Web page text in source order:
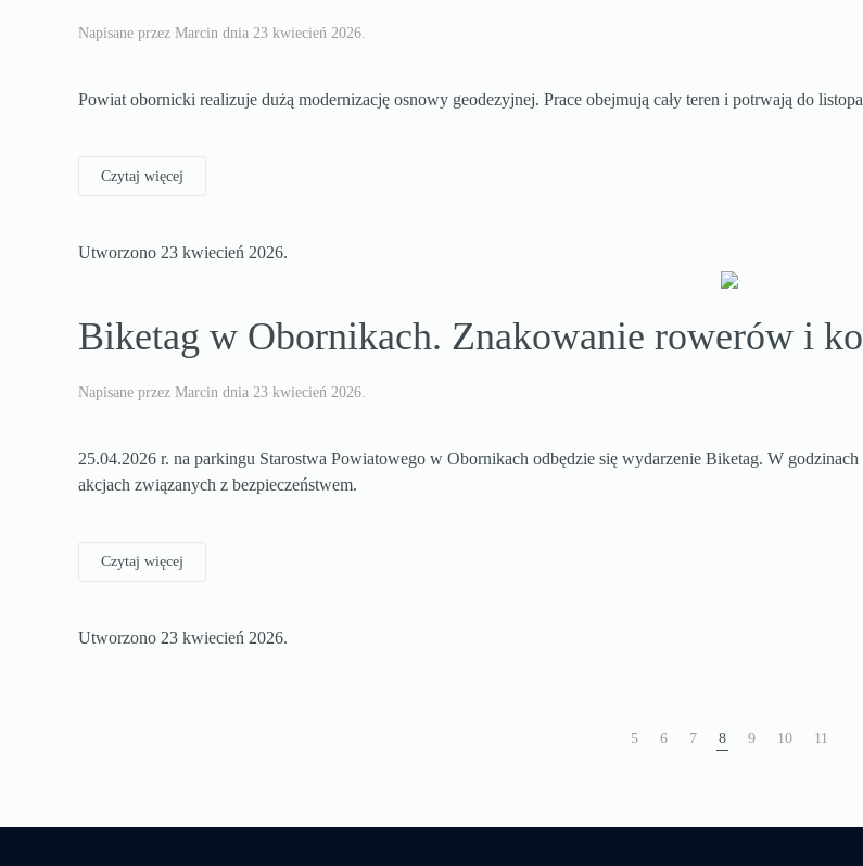
Napisane przez Marcin dnia 23 kwiecień 2026.
Powiat obornicki realizuje dużą modernizację osnowy geodezyjnej. Prace obejmują cały teren i potrwają do
Czytaj więcej
Utworzono 23 kwiecień 2026.
Biketag w Obornikach. Znakowanie rowerów i
Napisane przez Marcin dnia 23 kwiecień 2026.
25.04.2026 r. na parkingu Starostwa Powiatowego w Obornikach odbędzie się wydarzenie Biketag. W
akcjach związanych z bezpieczeństwem.
Czytaj więcej
Utworzono 23 kwiecień 2026.
5 6 7 8 9 10 11